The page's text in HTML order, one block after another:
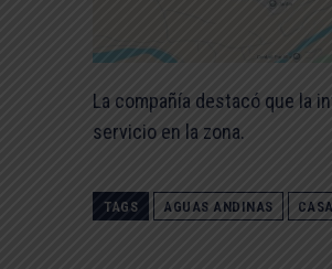
La compañía destacó que la
servicio en la zona.
TAGS AGUAS ANDINAS